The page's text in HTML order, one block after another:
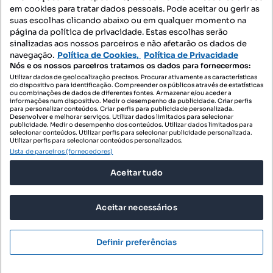
Mapa do Site
Contacte-nos
SIGA-NOS:
DESCARREGAR NA:
© 2026 Imovirtual.com, OLX Portugal, S.A.
TERMOS DE UTILIZAÇÃO
POLÍTICA DE PRIVACIDADE
CONFIGURAÇÕES DE PRIVACIDADE
em cookies para tratar dados pessoais. Pode aceitar ou gerir as
suas escolhas clicando abaixo ou em qualquer momento na
página da política de privacidade. Estas escolhas serão
sinalizadas aos nossos parceiros e não afetarão os dados de
navegação. Política de Cookies, Política de Privacidade
Nós e os nossos parceiros tratamos os dados para fornecermos:
Utilizar dados de geolocalização precisos. Procurar ativamente as características
do dispositivo para identificação. Compreender os públicos através de estatísticas
ou combinações de dados de diferentes fontes. Armazenar e/ou aceder a
informações num dispositivo. Medir o desempenho da publicidade. Criar perfis
para personalizar conteúdos. Criar perfis para publicidade personalizada.
Desenvolver e melhorar serviços. Utilizar dados limitados para selecionar
publicidade. Medir o desempenho dos conteúdos. Utilizar dados limitados para
selecionar conteúdos. Utilizar perfis para selecionar publicidade personalizada.
Utilizar perfis para selecionar conteúdos personalizados.
Lista de parceiros (fornecedores)
Aceitar tudo
Aceitar necessários
Definir preferências